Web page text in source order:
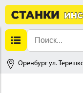
Оренбург ул.